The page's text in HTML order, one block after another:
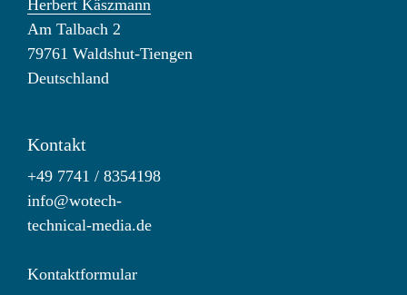
Herbert Käszmann
Am Talbach 2
79761 Waldshut-Tiengen
Deutschland
Kontakt
+49 7741 / 8354198
info@wotech-
technical-media.de
Kontaktformular